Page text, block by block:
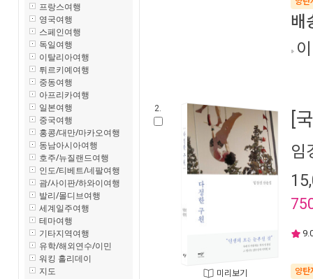
프랑스여행
영국여행
스페인여행
독일여행
이탈리아여행
튀르키예여행
중동여행
아프리카여행
일본여행
중국여행
홍콩/대만/마카오여행
동남아시아여행
호주/뉴질랜드여행
인도/티베트/네팔여행
괌/사이판/하와이여행
발리/몰디브여행
세계일주여행
테마여행
기타지역여행
유학/해외연수/이민
워킹 홀리데이
지도
배
2.
미리보기
[
임
양탄